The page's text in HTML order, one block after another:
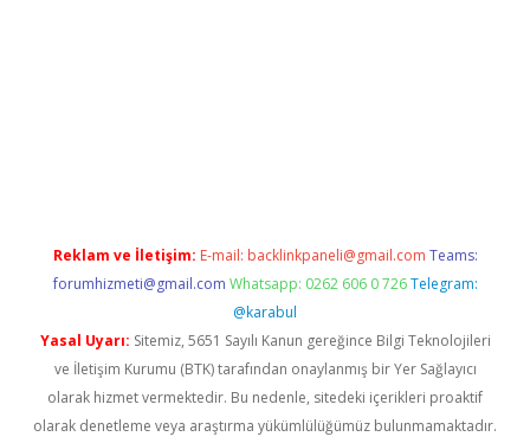
Reklam ve İletişim: E-mail: backlinkpaneli@gmail.com Teams:
forumhizmeti@gmail.com Whatsapp: 0262 606 0 726 Telegram:
@karabul
Yasal Uyarı: Sitemiz, 5651 Sayılı Kanun gereğince Bilgi Teknolojileri
ve İletişim Kurumu (BTK) tarafından onaylanmış bir Yer Sağlayıcı
olarak hizmet vermektedir. Bu nedenle, sitedeki içerikleri proaktif
olarak denetleme veya araştırma yükümlülüğümüz bulunmamaktadır.